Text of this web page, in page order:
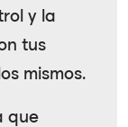
y la
tus
mismos.
que